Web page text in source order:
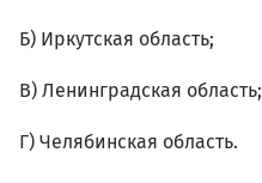
Б) Иркутская область;
В) Ленинградская область;
Г) Челябинская область.